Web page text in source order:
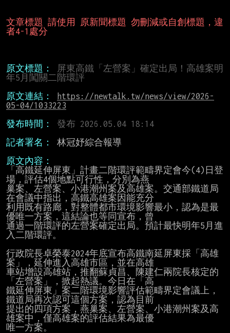
文章標題 請使用 原新聞標題 勿刪減或自創標題，違
者4-1處分
原文標題：
屏東高鐵「左營案」確定出局！高雄案明
原文連結：
https://newtalk.tw/news/view/2026-
05-04/1033223
發布時間：
記者署名： 林冠妤綜合報導
原文內容：
「高鐵延伸屏東」計畫二階環評範疇界定會今(4)日登
場，評估4個地點可行性，分別為燕
巢案、左營案、小港潮州案及高雄案。交通部鐵道局
在會議中指出，高鐵高雄案因能充分
利用既有路廊，對整體都市環境影響最小，認為是最
優唯一方案，這結論也等同宣布，曾
通過一階環評的左營案確定出局。預計最快明年5月進
入二階環評。
行政院長卓榮泰2024年底宣布高鐵南延屏東採「高雄
案」，延伸進入高雄市區，並在高雄
車站增設高雄站，推翻蘇貞昌、陳建仁兩院長核定的
「左營案」，掀起熱議。今日在「高
鐵延伸屏東」案二階環境影響評估範疇界定會議上，
鐵道局再次認可這個方案，認為目前
提出的四項方案，燕巢案、左營案、小港潮州案及高
雄案中，僅高雄案的評估結果為最優
唯一方案。